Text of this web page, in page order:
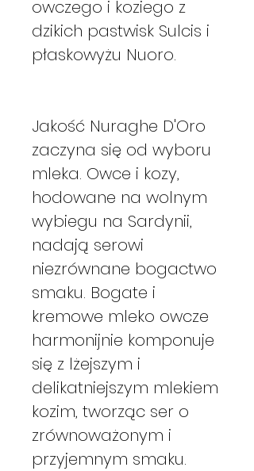
owczego i koziego z
dzikich pastwisk Sulcis i
płaskowyżu Nuoro.
Jakość Nuraghe D'Oro
zaczyna się od wyboru
mleka. Owce i kozy,
hodowane na wolnym
wybiegu na Sardynii,
nadają serowi
niezrównane bogactwo
smaku. Bogate i
kremowe mleko owcze
harmonijnie komponuje
się z lżejszym i
delikatniejszym mlekiem
kozim, tworząc ser o
zrównoważonym i
przyjemnym smaku.